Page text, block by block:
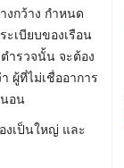
กว้าง กำหนด
เบียบของเรือน
ำรวจนั้น จะต้อง
ผู้ที่ไม่เชื่ออาการ
อน
งเป็นใหญ่ และ